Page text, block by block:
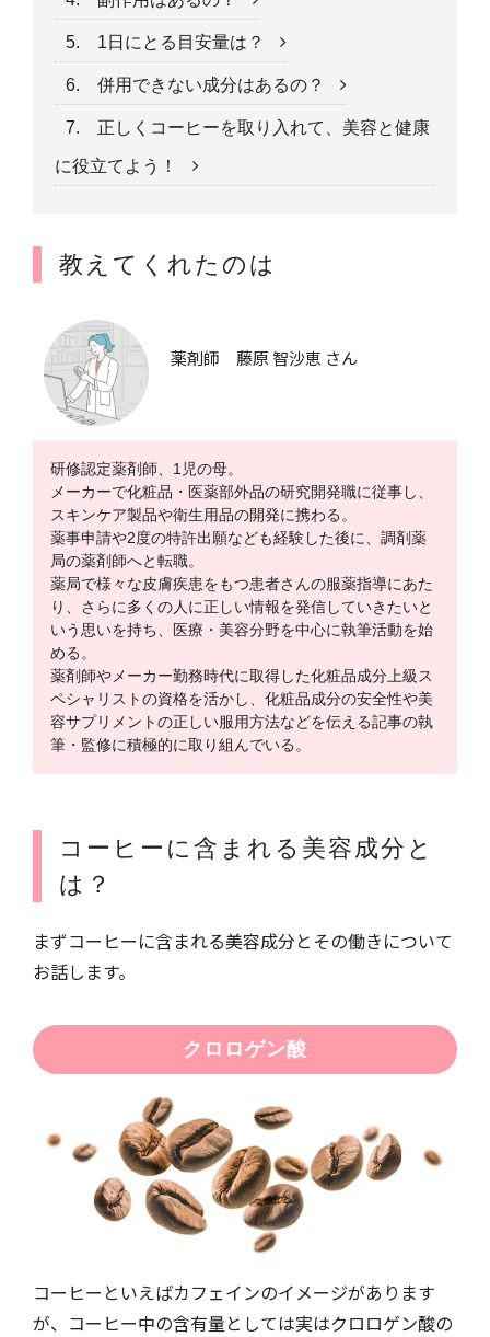
5. 1日にとる目安量は？
6. 併用できない成分はあるの？
7. 正しくコーヒーを取り入れて、美容と健康
に役立てよう！
教えてくれたのは
薬剤師 藤原 智沙恵 さん
研修認定薬剤師、1児の母。
メーカーで化粧品・医薬部外品の研究開発職に従事し、
スキンケア製品や衛生用品の開発に携わる。
薬事申請や2度の特許出願なども経験した後に、調剤薬
局の薬剤師へと転職。
薬局で様々な皮膚疾患をもつ患者さんの服薬指導にあた
り、さらに多くの人に正しい情報を発信していきたいと
いう思いを持ち、医療・美容分野を中心に執筆活動を始
める。
薬剤師やメーカー勤務時代に取得した化粧品成分上級ス
ペシャリストの資格を活かし、化粧品成分の安全性や美
容サプリメントの正しい服用方法などを伝える記事の執
筆・監修に積極的に取り組んでいる。
コーヒーに含まれる美容成分と
は？
まずコーヒーに含まれる美容成分とその働きについて
お話します。
クロロゲン酸
コーヒーといえばカフェインのイメージがあります
が、コーヒー中の含有量としては実はクロロゲン酸の